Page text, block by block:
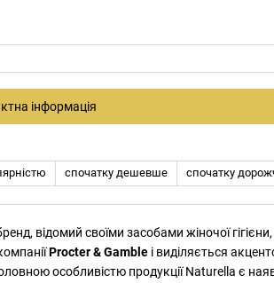
інформація
спочатку дешевше спочатку
відомий своїми засобами жіночої
Procter & Gamble і виділяється
особливістю продукції Naturella є